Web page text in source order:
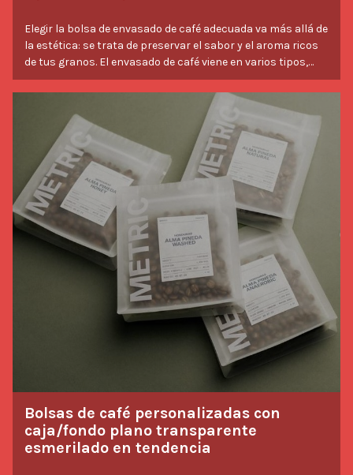
Elegir la bolsa de envasado de café adecuada va más allá de
la estética: se trata de preservar el sabor y el aroma ricos
de tus granos. El envasado de café viene en varios tipos,
cada uno diseñado con características específicas para
mejorar la frescura, proteger durante el envío y atraer a los
consumidores. Desde las clásicas bolsas con fuelle lateral
hasta los innovadores sobres de fondo plano, comprender
las diferencias puede ayudar a tostadores y minoristas a
ofrecer la taza de café perfecta.
Saborear historias
Bolsas de café personalizadas con
caja/fondo plano transparente
esmerilado en tendencia